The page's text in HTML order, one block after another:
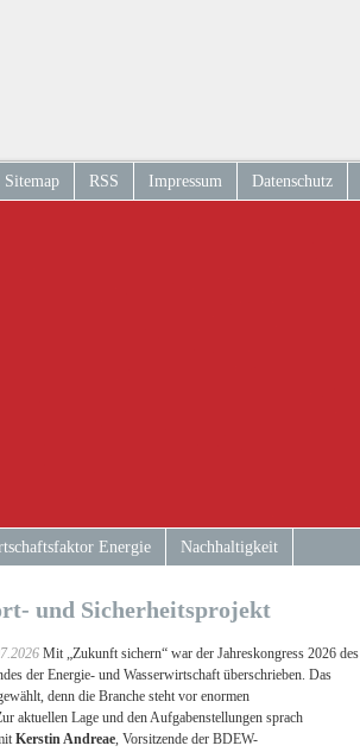
Sitemap RSS Impressum Datenschutz
Energie Nachhaltigkeit
und Sicherheitsprojekt
Mit „Zukunft sichern“ war der Jahreskongress 2026 des
der Energie- und Wasserwirtschaft überschrieben. Das
denn die Branche steht vor enormen
aktuellen Lage und den Aufgabenstellungen sprach
Kerstin Andreae, Vorsitzende der BDEW-